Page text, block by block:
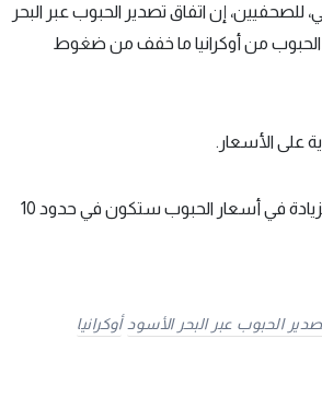
للصحفيين، إن اتفاق تصدير الحبوب عبر البحر
الحبوب من أوكرانيا ما خفف من ضغوط
على الأسعار.
وقال: "ما زلنا نقيّم الوضع الذي سنصل إليه، لكن يمكن الاعتقاد أن الزيادة في أسعار الحبوب ستكون في حدود 10
الحبوب عبر البحر الأسود أوكرانيا